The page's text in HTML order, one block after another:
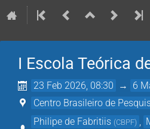
I Escola Teórica
23 Feb 2026, 08:30 → 6
Centro Brasileiro de
Philipe de Fabritiis (CBPF)